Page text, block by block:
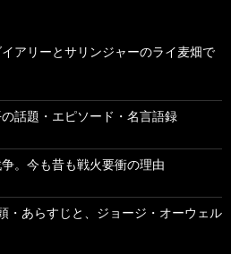
アリーとサリンジャーのライ麦畑で
話題・エピソード・名言語録
。今も昔も戦火要衝の理由
・あらすじと、ジョージ・オーウェル